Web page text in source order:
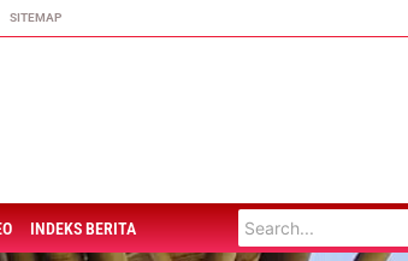
SITEMAP
INDEKS BERITA